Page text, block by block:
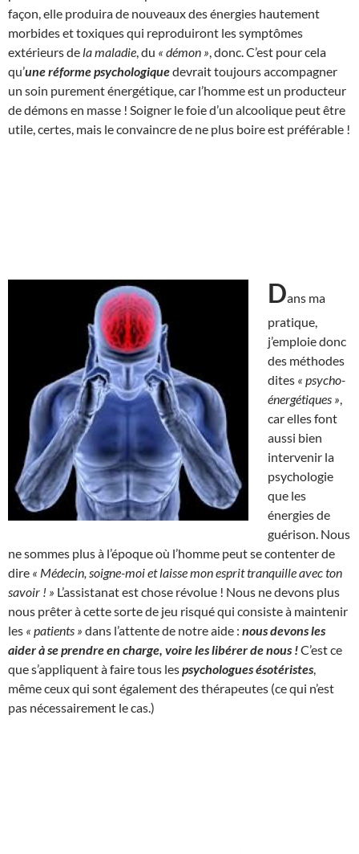
façon, elle produira de nouveaux des énergies hautement
morbides et toxiques qui reproduiront les symptômes
extérieurs de la maladie , du « démon » , donc. C’est pour cela
qu’une réforme psychologiquedevrait toujours accompagner
un soin purement énergétique, car l’homme est un producteur
de démons en masse ! Soigner le foie d’un alcoolique peut être
utile, certes, mais le convaincre de ne plus boire est préférable !
Dans ma
pratique,
j’emploie donc
des méthodes
dites « psycho-
énergétiques »
car elles font
aussi bien
intervenir la
psychologie
que les
énergies de
guérison. Nous
ne sommes plus à l’époque où l’homme peut se contenter de
dire « Médecin, soigne-moi et laisse mon esprit tranquille avec ton
savoir ! » L’assistanat est chose révolue ! Nous ne devons plus
nous prêter à cette sorte de jeu risqué qui consiste à maintenir
les « patients » dans l’attente de notre aide : nous devons les
aider à se prendre en charge, voire les libérer de nous !C’est ce
que s’appliquent à faire tous lespsychologues ésotéristes
même ceux qui sont également des thérapeutes (ce qui n’est
pas nécessairement le cas.)